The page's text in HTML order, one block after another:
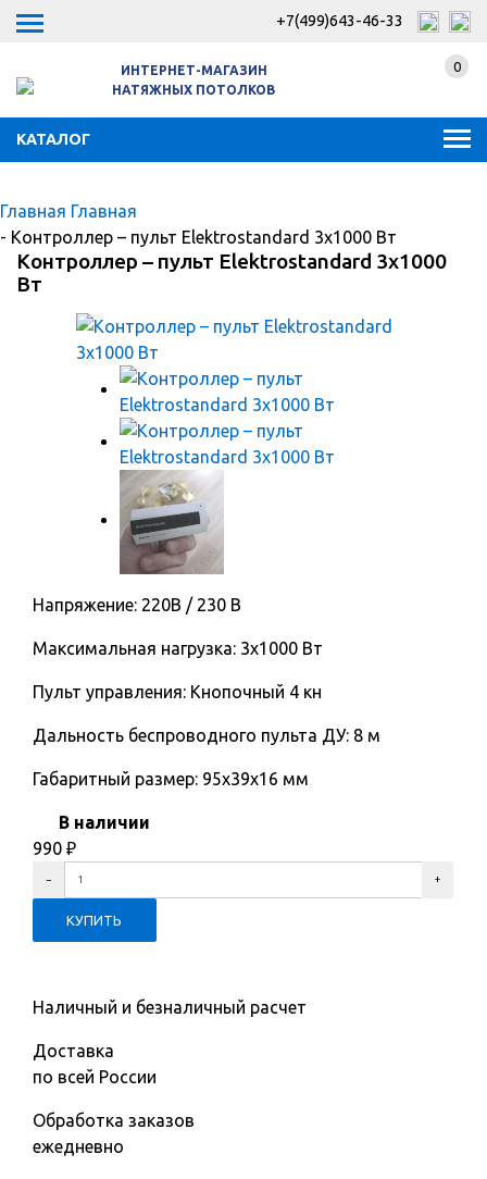
+7(499)643-46-33
ИНТЕРНЕТ-МАГАЗИН
НАТЯЖНЫХ ПОТОЛКОВ
КАТАЛОГ
0
Главная Главная
- Контроллер – пульт Elektrostandard 3х1000 Вт
Контроллер – пульт Elektrostandard 3х1000
Вт
Напряжение: 220В / 230 В
Максимальная нагрузка: 3х1000 Вт
Пульт управления: Кнопочный 4 кн
Дальность беспроводного пульта ДУ: 8 м
Габаритный размер: 95х39х16 мм
В наличии
990 ₽
Наличный и безналичный расчет
Доставка
по всей России
Обработка заказов
ежедневно